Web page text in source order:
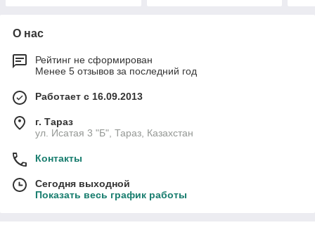
О нас
Рейтинг не сформирован
Менее 5 отзывов за последний год
Работает с 16.09.2013
г. Тараз
ул. Исатая 3 "Б", Тараз, Казахстан
Контакты
Сегодня выходной
Показать весь график работы